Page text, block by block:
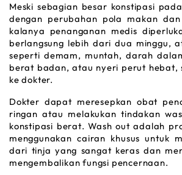
Meski sebagian besar konstipasi
dengan perubahan pola makan
kalanya penanganan medis
berlangsung lebih dari dua minggu,
seperti demam, muntah, darah
berat badan, atau nyeri perut hebat,
ke dokter.
Dokter dapat meresepkan obat
ringan atau melakukan tindakan
konstipasi berat. Wash out adalah
menggunakan cairan khusus untuk
dari tinja yang sangat keras dan
mengembalikan fungsi pencernaan.